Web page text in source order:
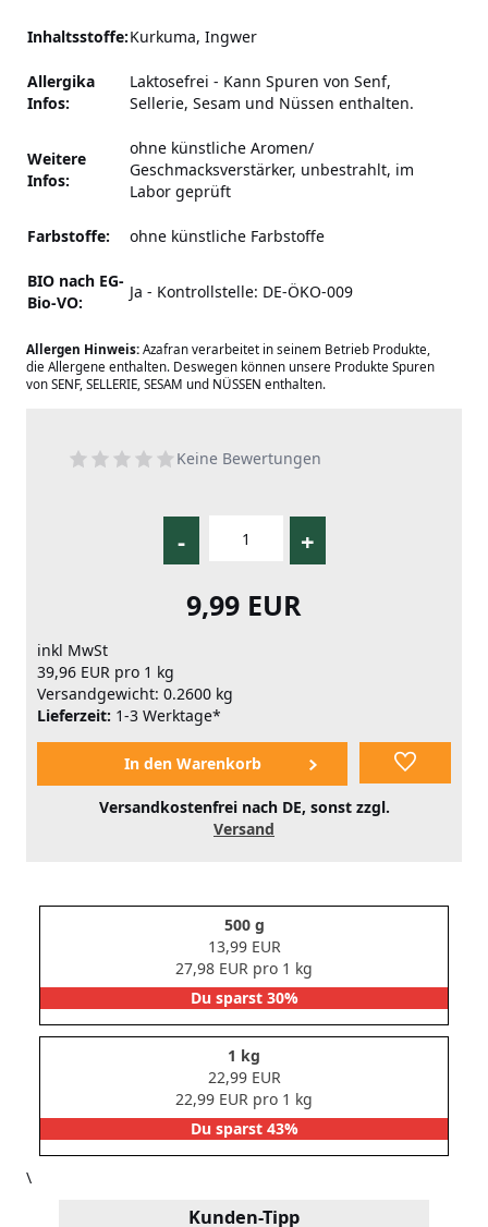
Inhaltsstoffe:Kurkuma, Ingwer
Allergika
Infos:
Laktosefrei - Kann Spuren von Senf,
Sellerie, Sesam und Nüssen enthalten.
Weitere
Infos:
ohne künstliche Aromen/
Geschmacksverstärker, unbestrahlt, im
Labor geprüft
Farbstoffe: ohne künstliche Farbstoffe
BIO nach EG-
Bio-VO:
Ja - Kontrollstelle: DE-ÖKO-009
Allergen Hinweis: Azafran verarbeitet in seinem Betrieb Produkte,
die Allergene enthalten. Deswegen können unsere Produkte Spuren
von SENF, SELLERIE, SESAM und NÜSSEN enthalten.
Keine Bewertungen
- +
9,99 EUR
inkl MwSt
39,96 EUR pro 1 kg
Versandgewicht: 0.2600 kg
Lieferzeit: 1-3 Werktage*
Versandkostenfrei nach DE, sonst zzgl.
Versand
500 g
13,99 EUR
27,98 EUR pro 1 kg
Du sparst 30%
1 kg
22,99 EUR
22,99 EUR pro 1 kg
Du sparst 43%
\
Kunden-Tipp